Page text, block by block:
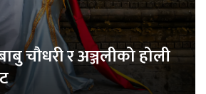
चौधरी र अञ्जलीको होली